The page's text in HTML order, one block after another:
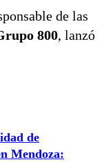
de las
800, lanzó
de
Mendoza: